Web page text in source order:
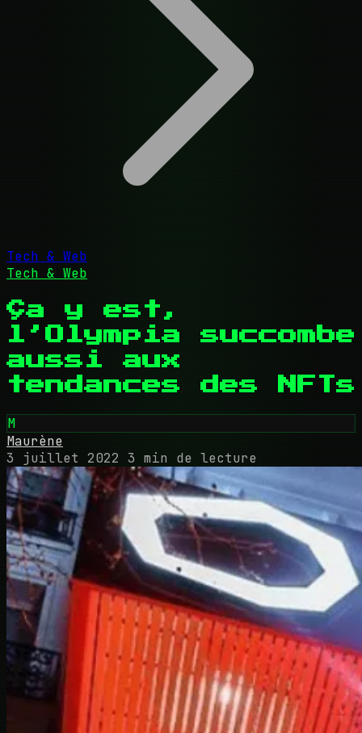
Tech & Web
Tech & Web
Ça y est,
l’Olympia succombe
aussi aux
tendances des NFTs
M
Maurène
3 juillet 2022 3 min de lecture